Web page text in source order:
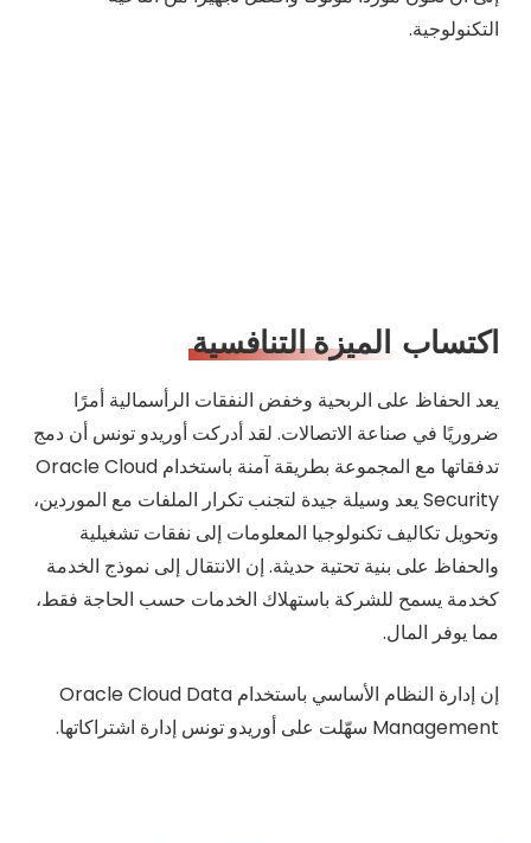
التكنولوجية.
اكتساب الميزة التنافسية
يعد الحفاظ على الربحية وخفض النفقات الرأسمالية أمرًا
ضروريًا في صناعة الاتصالات. لقد أدركت أوريدو تونس أن دمج
تدفقاتها مع المجموعة بطريقة آمنة باستخدام Oracle Cloud
Security يعد وسيلة جيدة لتجنب تكرار الملفات مع الموردين،
وتحويل تكاليف تكنولوجيا المعلومات إلى نفقات تشغيلية
والحفاظ على بنية تحتية حديثة. إن الانتقال إلى نموذج الخدمة
كخدمة يسمح للشركة باستهلاك الخدمات حسب الحاجة فقط،
مما يوفر المال.
إن إدارة النظام الأساسي باستخدام Oracle Cloud Data
Management سهّلت على أوريدو تونس إدارة اشتراكاتها.